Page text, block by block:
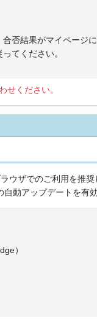
否結果がマイページ
てください。
せください。
ウザでのご利用を推奨
動アップデートを有
）